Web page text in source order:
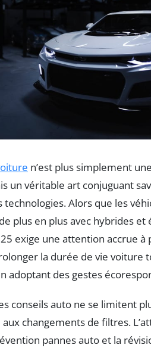
n’est plus simplement
un véritable art conjuguant
Alors que les
plus en plus avec hybrides et
exige une attention accrue à
la durée de vie voiture
adoptant des gestes
conseils auto ne se limitent
changements de filtres.
pannes auto et la